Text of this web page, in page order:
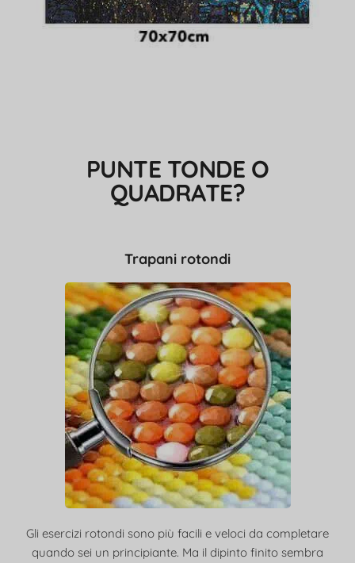
PUNTE TONDE O
QUADRATE?
Trapani rotondi
Gli esercizi rotondi sono più facili e veloci da completare
quando sei un principiante. Ma il dipinto finito sembra